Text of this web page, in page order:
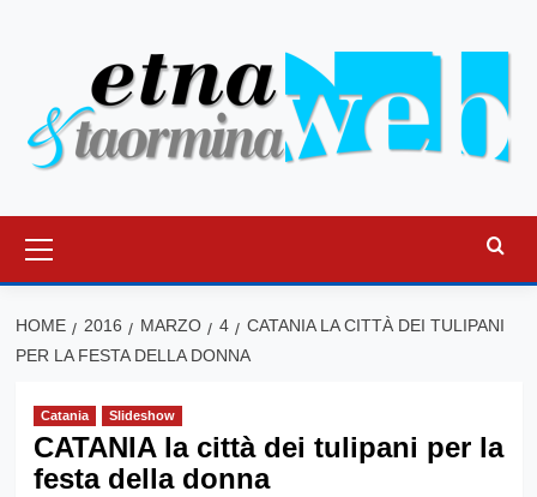
principale
HOME 2016 MARZO 4
CATANIA LA CITTÀ DEI TULIPANI
PER LA FESTA DELLA DONNA
Catania Slideshow
CATANIA la città dei tulipani per la
festa della donna